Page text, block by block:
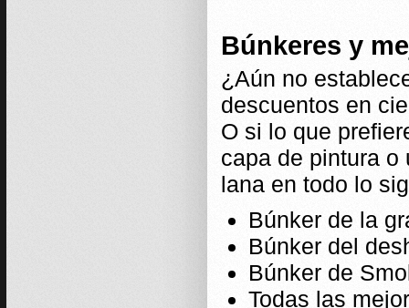
Búnkeres y
¿Aún no
descuentos en
O si lo que
capa de pintura
lana en todo lo
Búnker de la
Búnker del
Búnker de
Todas las